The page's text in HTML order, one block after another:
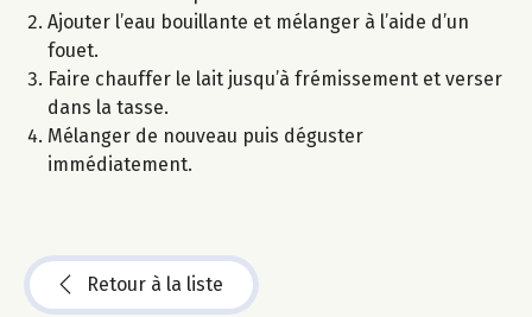
Ajouter l’eau bouillante et mélanger à l’aide d’un
fouet.
Faire chauffer le lait jusqu’à frémissement et verser
dans la tasse.
Mélanger de nouveau puis déguster
immédiatement.
Retour à la liste